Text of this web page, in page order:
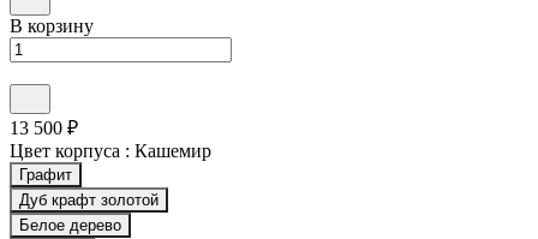
В корзину
13 500 ₽
Цвет корпуса : Кашемир
Графит
Дуб крафт золотой
Белое дерево